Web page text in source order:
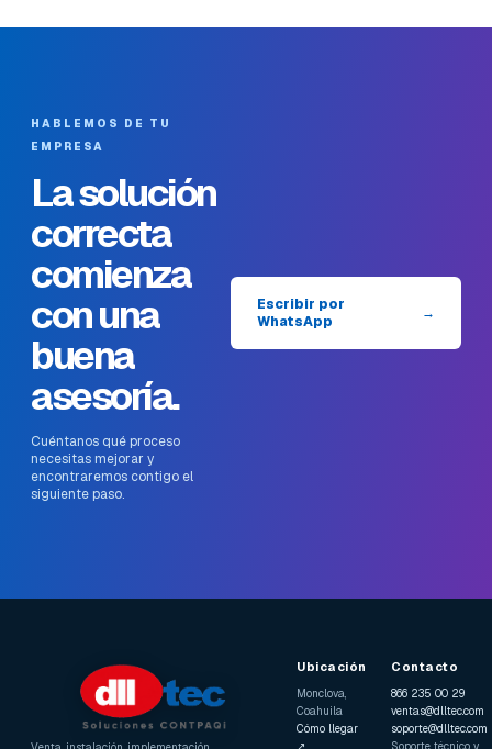
HABLEMOS DE TU
EMPRESA
La solución
correcta
comienza
con una
buena
asesoría.
Cuéntanos qué proceso
necesitas mejorar y
encontraremos contigo el
siguiente paso.
Escribir por
WhatsApp
→
Ubicación
Monclova,
Coahuila
Cómo llegar
Contacto
866 235 00 29
ventas@dlltec.com
soporte@dlltec.com